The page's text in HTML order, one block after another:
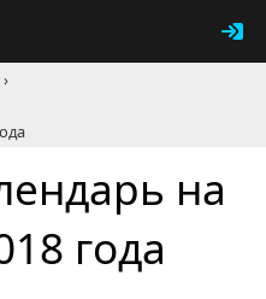
›
на
года